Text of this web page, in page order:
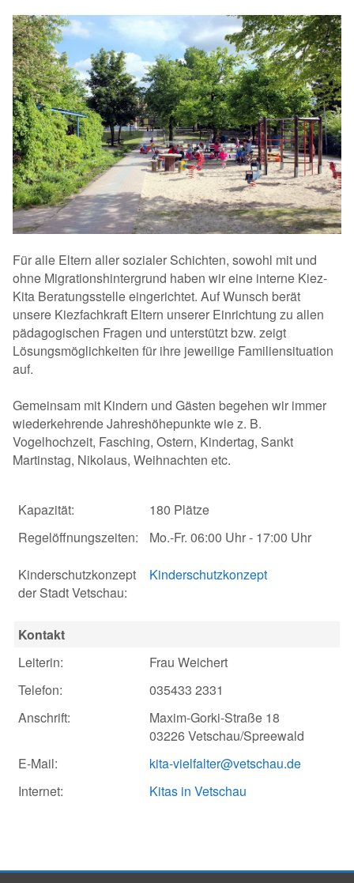
Für alle Eltern aller sozialer Schichten, sowohl mit und
ohne Migrationshintergrund haben wir eine interne Kiez-
Kita Beratungsstelle eingerichtet. Auf Wunsch berät
unsere Kiezfachkraft Eltern unserer Einrichtung zu allen
pädagogischen Fragen und unterstützt bzw. zeigt
Lösungsmöglichkeiten für ihre jeweilige Familiensituation
auf.
Gemeinsam mit Kindern und Gästen begehen wir immer
wiederkehrende Jahreshöhepunkte wie z. B.
Vogelhochzeit, Fasching, Ostern, Kindertag, Sankt
Martinstag, Nikolaus, Weihnachten etc.
Kapazität:
180 Plätze
Regelöffnungszeiten:
Mo.-Fr. 06:00 Uhr - 17:00 Uhr
Kinderschutzkonzept
der Stadt Vetschau:
Kinderschutzkonzept
Kontakt
Leiterin:
Frau Weichert
Telefon:
035433 2331
Anschrift:
Maxim-Gorki-Straße 18
03226 Vetschau/Spreewald
E-Mail:
kita-vielfalter@vetschau.de
Internet:
Kitas in Vetschau